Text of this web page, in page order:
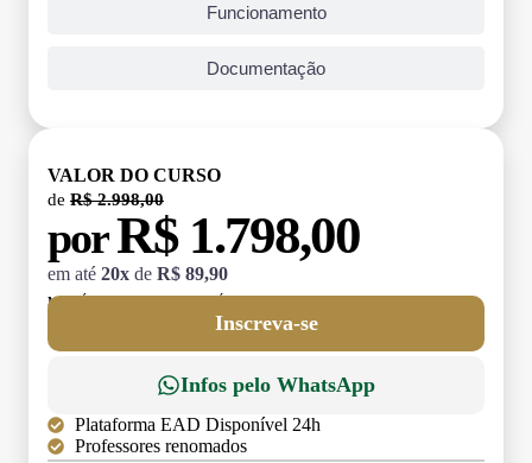
Funcionamento
Documentação
VALOR DO CURSO
de R$ 2.998,00
porR$ 1.798,00
em até 20x de R$ 89,90
MATRÍCULA:
Inscreva-se
Infos pelo WhatsApp
Plataforma EAD Disponível 24h
Professores renomados